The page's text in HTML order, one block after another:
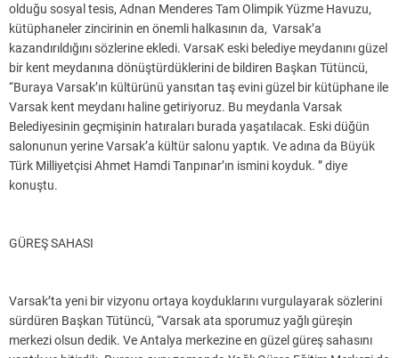
olduğu sosyal tesis, Adnan Menderes Tam Olimpik Yüzme Havuzu,
kütüphaneler zincirinin en önemli halkasının da, Varsak’a
kazandırıldığını sözlerine ekledi. VarsaK eski belediye meydanını güzel
bir kent meydanına dönüştürdüklerini de bildiren Başkan Tütüncü,
“Buraya Varsak’ın kültürünü yansıtan taş evini güzel bir kütüphane ile
Varsak kent meydanı haline getiriyoruz. Bu meydanla Varsak
Belediyesinin geçmişinin hatıraları burada yaşatılacak. Eski düğün
salonunun yerine Varsak’a kültür salonu yaptık. Ve adına da Büyük
Türk Milliyetçisi Ahmet Hamdi Tanpınar’ın ismini koyduk. ” diye
konuştu.
GÜREŞ SAHASI
Varsak’ta yeni bir vizyonu ortaya koyduklarını vurgulayarak sözlerini
sürdüren Başkan Tütüncü, “Varsak ata sporumuz yağlı güreşin
merkezi olsun dedik. Ve Antalya merkezine en güzel güreş sahasını